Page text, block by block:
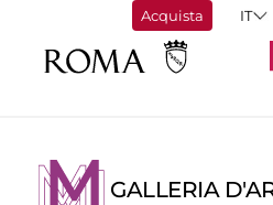
Acquista
GALLERIA